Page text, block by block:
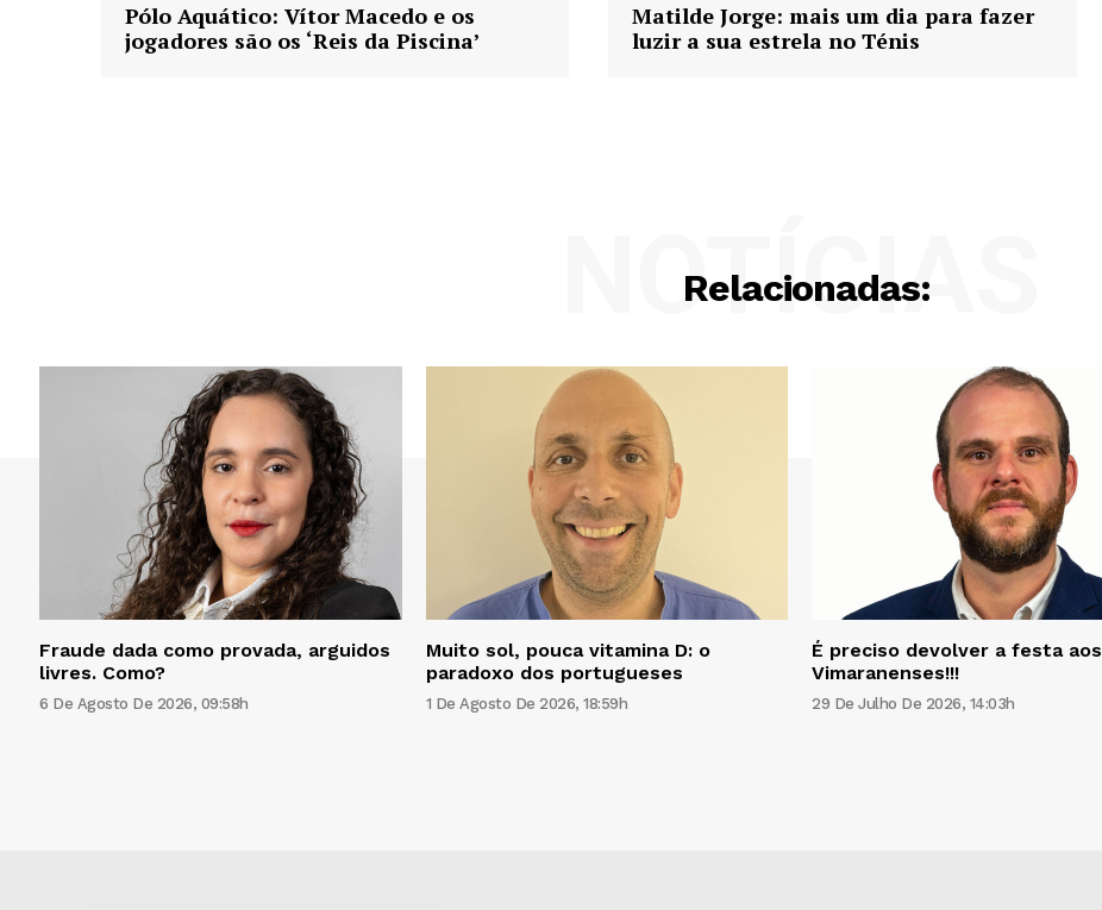
Pólo Aquático: Vítor Macedo e os
jogadores são os ‘Reis da Piscina’
Matilde Jorge: mais um dia para fazer
luzir a sua estrela no Ténis
Relacionadas:
NOTÍCIAS
Fraude dada como provada, arguidos
livres. Como?
6 De Agosto De 2026, 09:58h
Muito sol, pouca vitamina D: o
paradoxo dos portugueses
1 De Agosto De 2026, 18:59h
É preciso devolver a festa aos
Vimaranenses!!!
29 De Julho De 2026, 14:03h